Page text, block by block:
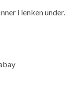
i lenken under.